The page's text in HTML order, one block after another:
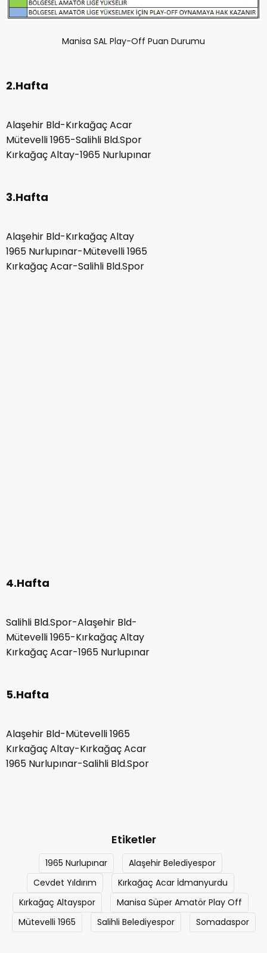
Manisa SAL Play-Off Puan Durumu
2.Hafta
Alaşehir Bld-Kırkağaç Acar
Mütevelli 1965-Salihli Bld.Spor
Kırkağaç Altay-1965 Nurlupınar
3.Hafta
Alaşehir Bld-Kırkağaç Altay
1965 Nurlupınar-Mütevelli 1965
Kırkağaç Acar-Salihli Bld.Spor
4.Hafta
Salihli Bld.Spor-Alaşehir Bld-
Mütevelli 1965-Kırkağaç Altay
Kırkağaç Acar-1965 Nurlupınar
5.Hafta
Alaşehir Bld-Mütevelli 1965
Kırkağaç Altay-Kırkağaç Acar
1965 Nurlupınar-Salihli Bld.Spor
Etiketler
1965 Nurlupınar
Alaşehir Belediyespor
Cevdet Yıldırım
Kırkağaç Acar İdmanyurdu
Kırkağaç Altayspor
Manisa Süper Amatör Play Off
Mütevelli 1965
Salihli Belediyespor Somadaspor